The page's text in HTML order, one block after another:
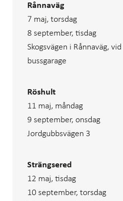
Rånnaväg
7 maj, torsdag
8 september, tisdag
Skogsvägen i Rånnaväg,
bussgarage
Röshult
11 maj, måndag
9 september, onsdag
Jordgubbsvägen 3
Strängsered
12 maj, tisdag
10 september, torsdag